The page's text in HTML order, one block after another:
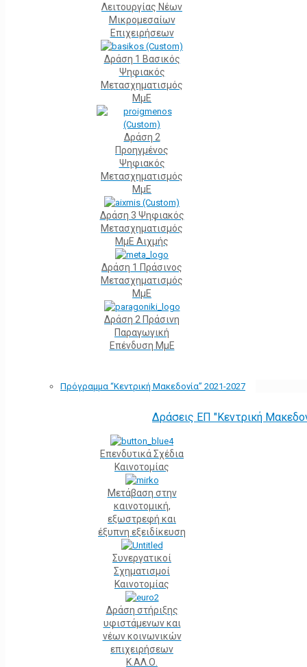
Λειτουργίας Νέων
Μικρομεσαίων
Επιχειρήσεων
Δράση 1 Βασικός
Ψηφιακός
Μετασχηματισμός
ΜμΕ
Δράση 2
Προηγμένος
Ψηφιακός
Μετασχηματισμός
ΜμΕ
Δράση 3 Ψηφιακός
Μετασχηματισμός
ΜμΕ Αιχμής
Δράση 1 Πράσινος
Μετασχηματισμός
ΜμΕ
Δράση 2 Πράσινη
Παραγωγική
Επένδυση ΜμΕ
Πρόγραμμα “Κεντρική Μακεδονία” 2021-2027
Δράσεις ΕΠ "Κεντρική
Επενδυτικά Σχέδια
Καινοτομίας
Μετάβαση στην
καινοτομική,
εξωστρεφή και
έξυπνη εξειδίκευση
Συνεργατικοί
Σχηματισμοί
Καινοτομίας
Δράση στήριξης
υφιστάμενων και
νέων κοινωνικών
επιχειρήσεων
Κ.ΑΛ.Ο.